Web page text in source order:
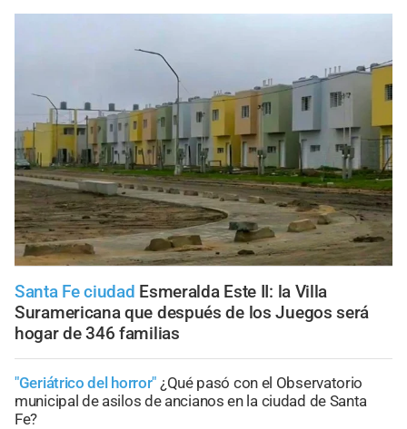
Santa Fe ciudad Esmeralda Este II: la Villa
Suramericana que después de los Juegos será
hogar de 346 familias
"Geriátrico del horror" ¿Qué pasó con el Observatorio
municipal de asilos de ancianos en la ciudad de Santa
Fe?